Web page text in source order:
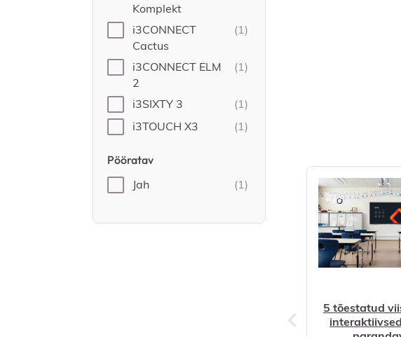
Komplekt
i3CONNECT
Cactus
(1)
i3CONNECT ELM
2
(1)
i3SIXTY 3
(1)
i3TOUCH X3
(1)
Pööratav
Jah
(1)
5 tõestatud